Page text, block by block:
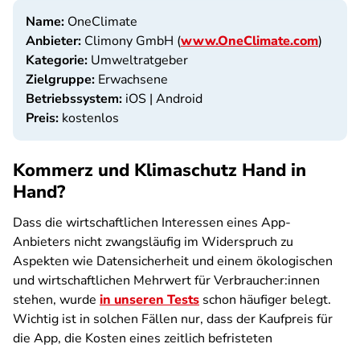
Name: OneClimate
Anbieter: Climony GmbH (www.OneClimate.com)
Kategorie: Umweltratgeber
Zielgruppe: Erwachsene
Betriebssystem: iOS | Android
Preis: kostenlos
Kommerz und Klimaschutz Hand in
Hand?
Dass die wirtschaftlichen Interessen eines App-
Anbieters nicht zwangsläufig im Widerspruch zu
Aspekten wie Datensicherheit und einem ökologischen
und wirtschaftlichen Mehrwert für Verbraucher:innen
stehen, wurde in unseren Tests schon häufiger belegt.
Wichtig ist in solchen Fällen nur, dass der Kaufpreis für
die App, die Kosten eines zeitlich befristeten